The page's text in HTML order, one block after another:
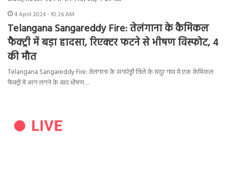
4 April 2024 - 10:26 AM
Telangana Sangareddy Fire: तेलंगाना के कैमिकल
फैक्ट्री में बड़ा हादसा, रिएक्टर फटने से भीषण विस्फोट, 4
की मौत
Telangana Sangareddy Fire: तेलंगाना के संगारेड्डी जिले के चंदुर गांव में एक केमिकल
फैक्ट्री में आग लगने के बाद भीषण…